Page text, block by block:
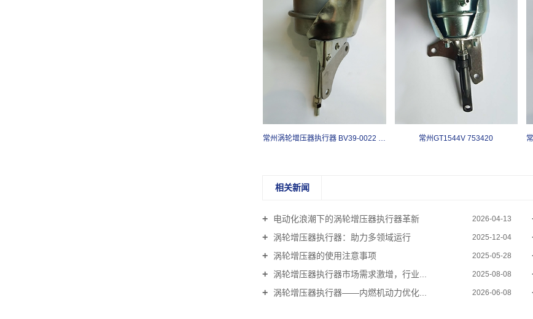
常州涡轮增压器执行器 BV39-0022 54399700022 常州GT1544V 753420
相关新闻
电动化浪潮下的涡轮增压器执行器革新 2026-04-13
涡轮增压器执行器：助力多领域运行 2025-12-04
涡轮增压器的使用注意事项 2025-05-28
涡轮增压器执行器市场需求激增，行业... 2025-08-08
涡轮增压器执行器——内燃机动力优化... 2026-06-08